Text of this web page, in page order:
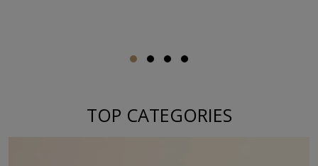
TOP CATEGORIES